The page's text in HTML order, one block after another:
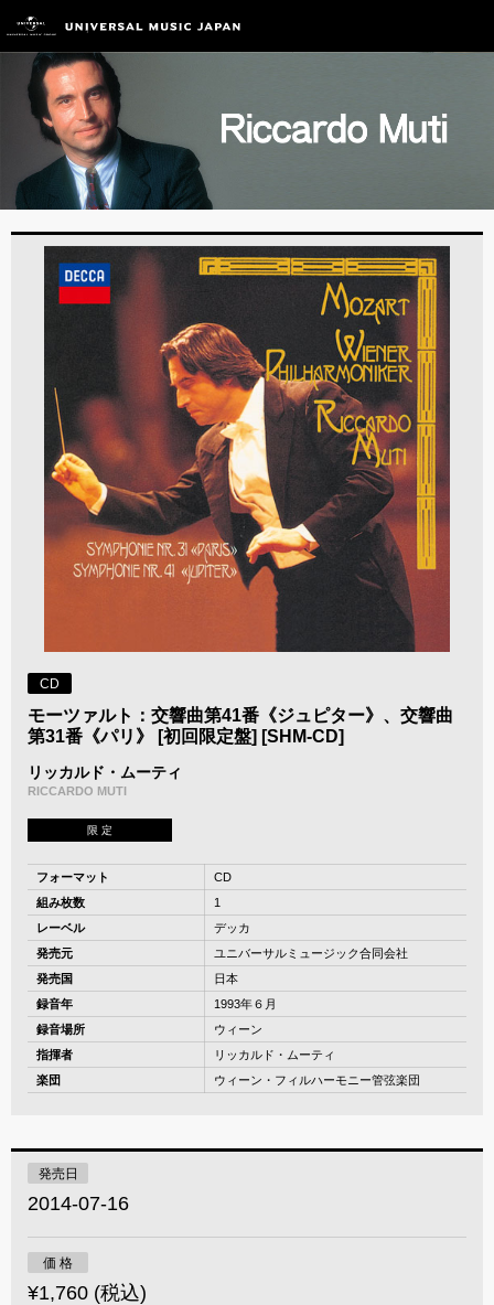
CD
モーツァルト：交響曲第41番《ジュピター》、交響曲
第31番《パリ》 [初回限定盤] [SHM-CD]
リッカルド・ムーティ
RICCARDO MUTI
限 定
フォーマット
CD
組み枚数
1
レーベル
デッカ
発売元
ユニバーサルミュージック合同会社
発売国
日本
録音年
1993年６月
録音場所
ウィーン
指揮者
リッカルド・ムーティ
楽団
ウィーン・フィルハーモニー管弦楽団
発売日
2014-07-16
価 格
¥1,760 (税込)